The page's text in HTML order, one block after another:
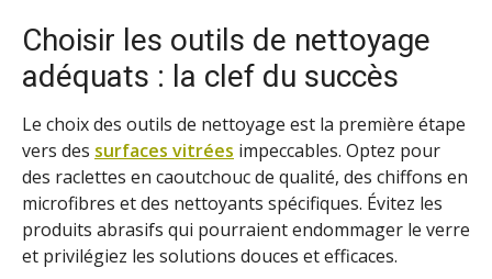
Choisir les outils de nettoyage
adéquats : la clef du succès
Le choix des outils de nettoyage est la première étape
vers des surfaces vitrées impeccables. Optez pour
des raclettes en caoutchouc de qualité, des chiffons en
microfibres et des nettoyants spécifiques. Évitez les
produits abrasifs qui pourraient endommager le verre
et privilégiez les solutions douces et efficaces.